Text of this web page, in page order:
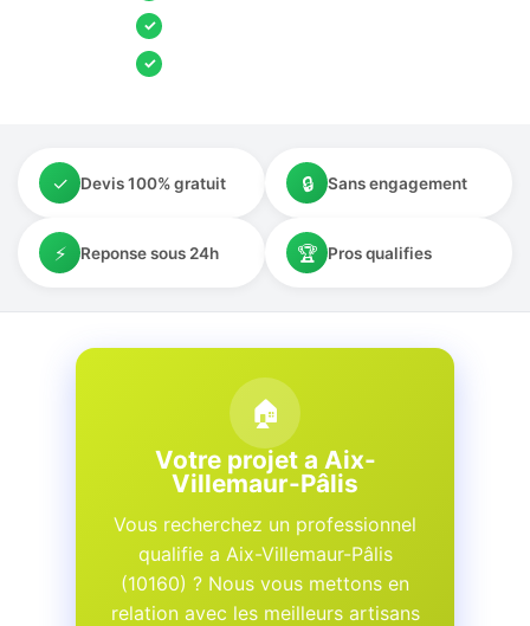
✓
✓
✓ Devis 100% gratuit 🔒 Sans engagement
⚡ Reponse sous 24h 🏆 Pros qualifies
🏠
Votre projet a Aix-
Villemaur-Pâlis
Vous recherchez un professionnel
qualifie a Aix-Villemaur-Pâlis
(10160) ? Nous vous mettons en
relation avec les meilleurs artisans